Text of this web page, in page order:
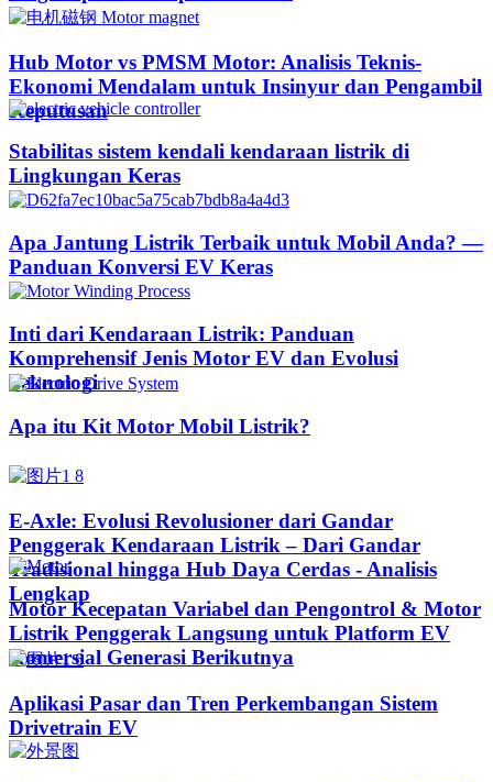
Hub Motor vs PMSM Motor: Analisis Teknis-
Ekonomi Mendalam untuk Insinyur dan Pengambil
Keputusan
Stabilitas sistem kendali kendaraan listrik di
Lingkungan Keras
Apa Jantung Listrik Terbaik untuk Mobil Anda? —
Panduan Konversi EV Keras
Inti dari Kendaraan Listrik: Panduan
Komprehensif Jenis Motor EV dan Evolusi
Teknologi
Apa itu Kit Motor Mobil Listrik?
E-Axle: Evolusi Revolusioner dari Gandar
Penggerak Kendaraan Listrik – Dari Gandar
Tradisional hingga Hub Daya Cerdas - Analisis
Lengkap
Motor Kecepatan Variabel dan Pengontrol & Motor
Listrik Penggerak Langsung untuk Platform EV
Komersial Generasi Berikutnya
Aplikasi Pasar dan Tren Perkembangan Sistem
Drivetrain EV